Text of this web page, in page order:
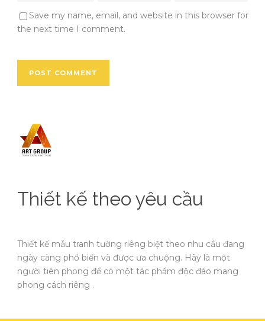
Save my name, email, and website in this browser for
the next time I comment.
Thiết kế theo yêu cầu
Thiết kế mẫu tranh tường riêng biệt theo nhu cầu đang
ngày càng phổ biến và được ưa chuộng. Hãy là một
người tiên phong để có một tác phẩm độc đáo mang
phong cách riêng .